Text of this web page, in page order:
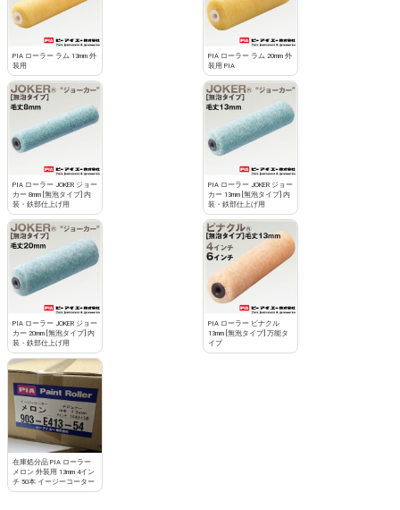
PIA ローラー ラム 13mm 外
装用
PIA ローラー ラム 20mm 外
装用 PIA
PIA ローラー JOKER ジョー
カー 8mm [無泡タイプ] 内
装・鉄部仕上げ用
PIA ローラー JOKER ジョー
カー 13mm [無泡タイプ] 内
装・鉄部仕上げ用
PIA ローラー JOKER ジョー
カー 20mm [無泡タイプ] 内
装・鉄部仕上げ用
PIA ローラー ピナクル
13mm [無泡タイプ] 万能タ
イプ
在庫処分品 PIA ローラー
メロン 外装用 13mm 4イン
チ 50本 イージーコーター